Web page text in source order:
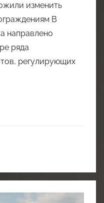
изменить
В
направлено
ряда
регулирующих